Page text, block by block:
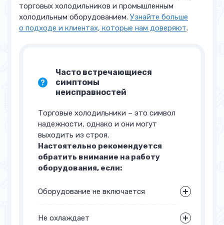
торговых холодильников и промышленным
холодильным оборудованием.Узнайте больше
о подходе и клиентах, которые нам доверяют.
Часто встречающиеся
симптомы
неисправностей
Торговые холодильники – это символ
надежности, однако и они могут
выходить из строя.
Настоятельно рекомендуется
обратить внимание на работу
оборудования, если:
Оборудование не включается
Не охлаждает